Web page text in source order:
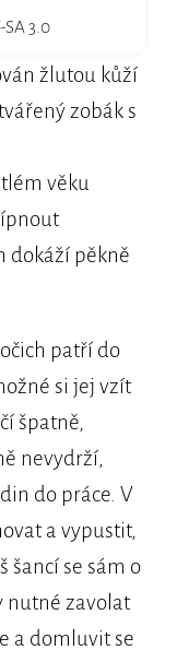
SA 3.0
žlutou kůží
zobák s
věku
dokáží pěkně
patří do
si jej vzít
špatně,
nevydrží,
do práce. V
a vypustit,
šancí se sám o
nutné zavolat
a domluvit se